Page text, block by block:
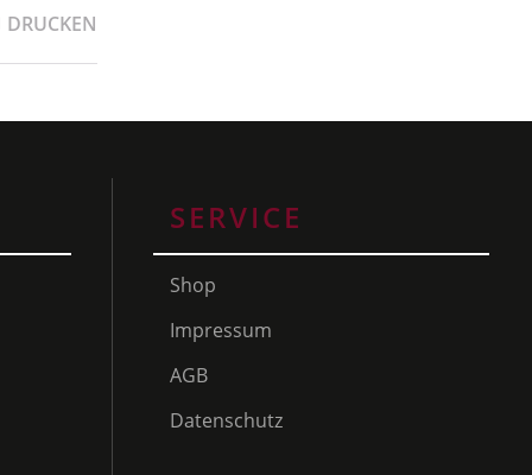
DRUCKEN
SERVICE
Shop
Impressum
AGB
Datenschutz